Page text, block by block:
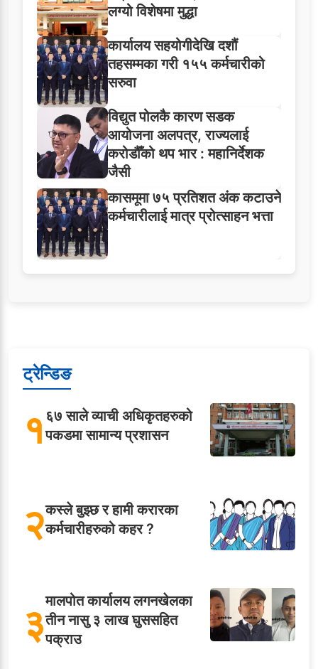
लग्यो विशेषमा मुद्धा
कार्यालय सहयोगीदेखि दशौं
तहसम्मका गरी १५५ कर्मचारीको
सरुवा
विद्युत पोलकै कारण सडक
आयोजना अलपत्र, राज्यलाई
करोडौँको थप भार : महानिर्देशक
जैसी
कासमूमा ७५ प्रतिशत अंक कटाउने
कर्मचारीलाई मात्र प्रोत्साहन भत्ता
ट्रेन्डिङ
१६७ साले व्याची अधिकृतहरुको
पकडमा सामान्य प्रशासन
२कस्ले बुझ्छ र हामी करारका
कर्मचारीहरुको कहर ?
३मालपोत कार्यालय लगनखेलका
तीन नासु ३ लाख घुससहित
पक्राउ